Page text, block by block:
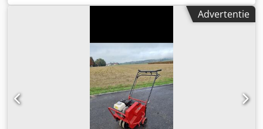
1995, Strandreiniger: - Nolte Sandcleaning Technology -
Delfino - eigen aandrijving - Honda GX160 (5,5 pk) - trilzeef
(0-12 cm) - werkbreedte 75 cm - gewicht: 180 kg -
afmetingen machine: 86 cm x 158 cm x 87 cm -
theoretische oppervlakterendement: 2.500 m²/uur -
bouwjaar: 1995 Een video van deze aanbieding vindt u op
Onze volledige voertuigvoorraad vindt u op Djdpfoqxuf Asx
Ahqowa Ontvang alle nieuw geplaatste voertuigen per e-
mail – meld u aan voor onze NIEUWSBRIEF! Fouten en
Advertentie